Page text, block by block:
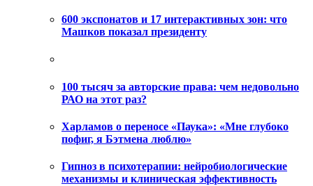
600 экспонатов и 17 интерактивных зон: что
Машков показал президенту
100 тысяч за авторские права: чем недовольно
РАО на этот раз?
Харламов о переносе «Паука»: «Мне глубоко
пофиг, я Бэтмена люблю»
Гипноз в психотерапии: нейробиологические
механизмы и клиническая эффективность